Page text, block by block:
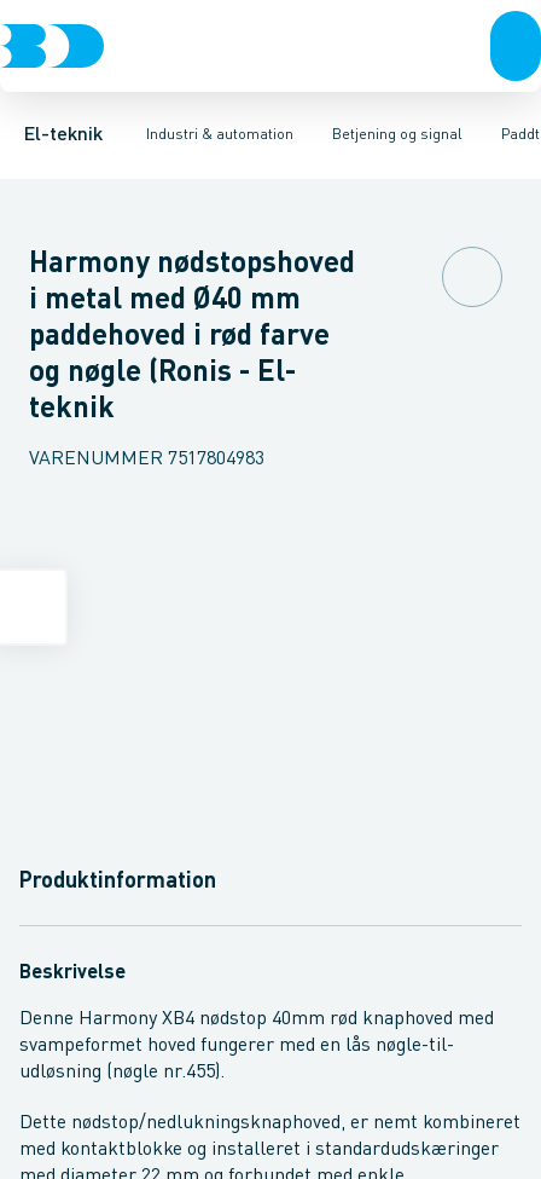
El-teknik Industri & automation
Afbrydere, stikkontakter & lampeudtagForgreningsmateriel
Betjening og signal
Industristiksystemer Frekvensomformere og softstartere
TrykknaphovedLystårn element, optiskTilslutningsmodul
Harmony nødstopshoved
i metal med Ø40 mm
paddehoved i rød farve
og nøgle (Ronis - El-
teknik
VARENUMMER 7517804983
Produktinformation
Beskrivelse
Denne Harmony XB4 nødstop 40mm rød knaphoved med
svampeformet hoved fungerer med en lås nøgle-til-
udløsning (nøgle nr.455).
Dette nødstop/nedlukningsknaphoved, er nemt kombineret
med kontaktblokke og installeret i standardudskæringer